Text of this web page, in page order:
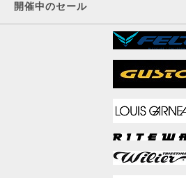
開催中のセール